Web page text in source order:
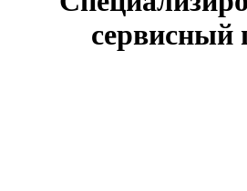
сервисный